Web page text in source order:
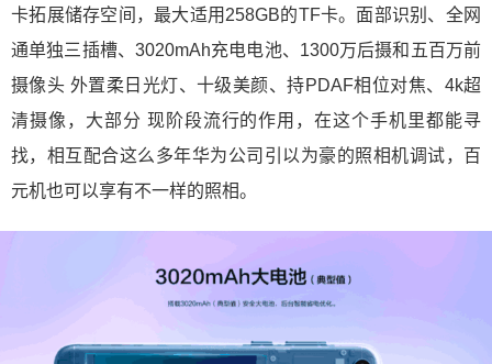
卡拓展储存空间，最大适用258GB的TF卡。面部识别、全网
通单独三插槽、3020mAh充电电池、1300万后摄和五百万前
摄像头 外置柔日光灯、十级美颜、持PDAF相位对焦、4k超
清摄像，大部分 现阶段流行的作用，在这个手机里都能寻
找，相互配合这么多年华为公司引以为豪的照相机调试，百
元机也可以享有不一样的照相。